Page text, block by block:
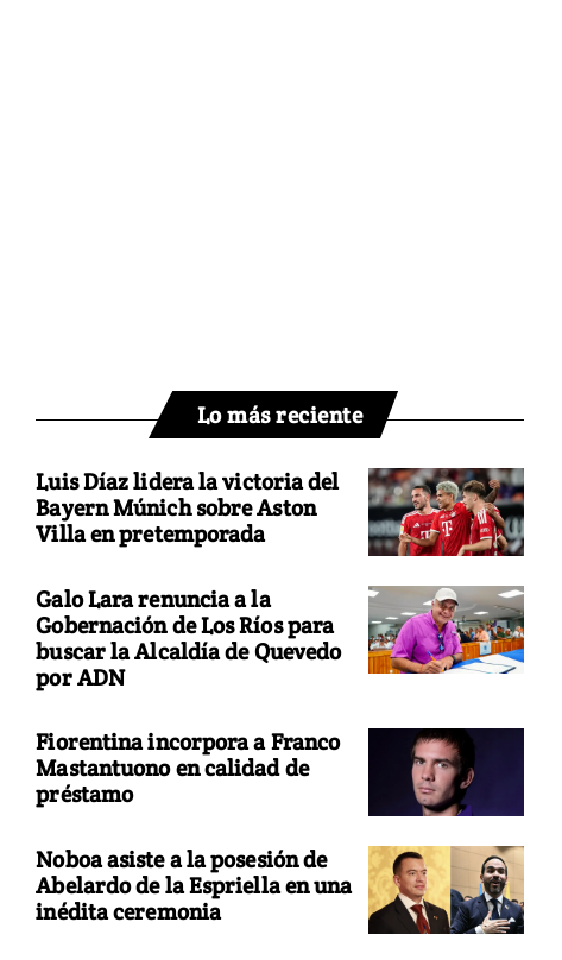
Lo más reciente
Luis Díaz lidera la victoria del
Bayern Múnich sobre Aston
Villa en pretemporada
Galo Lara renuncia a la
Gobernación de Los Ríos para
buscar la Alcaldía de Quevedo
por ADN
Fiorentina incorpora a Franco
Mastantuono en calidad de
préstamo
Noboa asiste a la posesión de
Abelardo de la Espriella en una
inédita ceremonia